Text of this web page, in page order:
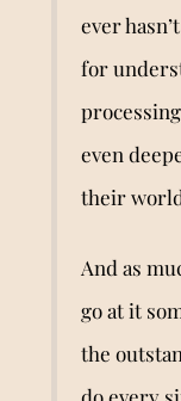
ever hasn’
for
even
their
And as
go at it
the
do every